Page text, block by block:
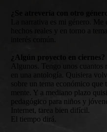
La narrativa es mi género.
hechos reales y en torno a
interés común.
¿Algún proyecto en ciernes?
Algunos. Tengo unos
en una antología. Quisiera
sobre un tema económico que
mente. Y a mediano plazo
pedagógico para niños y
Internet, tarea bien difícil.
El tiempo dirá.